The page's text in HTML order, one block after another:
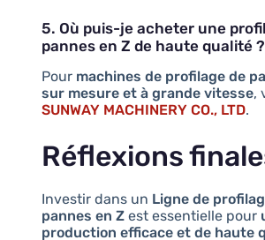
5. Où puis-je acheter une
pannes en Z de haute qualité ?
Pour machines de profilage de
sur mesure et à grande vitesse,
SUNWAY MACHINERY CO., LTD.
Réflexions
Investir dans un Ligne de
pannes en Zest essentielle pour
production efficace et de haute